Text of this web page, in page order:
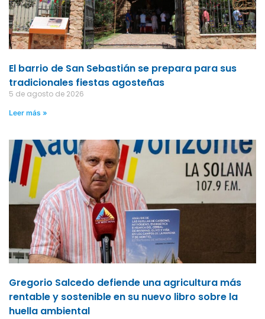
El barrio de San Sebastián se prepara para sus
tradicionales fiestas agosteñas
5 de agosto de 2026
Leer más »
Gregorio Salcedo defiende una agricultura más
rentable y sostenible en su nuevo libro sobre la
huella ambiental